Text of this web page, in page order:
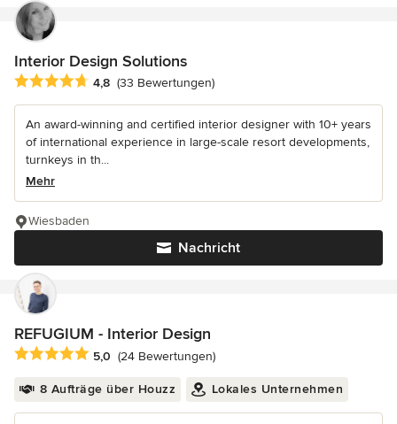
Interior Design Solutions
Durchschnittliche Bewertung: 4.8 von 5 Sternen
4,8 (33 Bewertungen)
An award-winning and certified interior designer with 10+ years
of international experience in large-scale resort developments,
turnkeys in th...
Mehr
Nachricht
Wiesbaden
REFUGIUM - Interior Design
Durchschnittliche Bewertung: 5 von 5 Sternen
5,0 (24 Bewertungen)
8 Aufträge über Houzz Lokales Unternehmen